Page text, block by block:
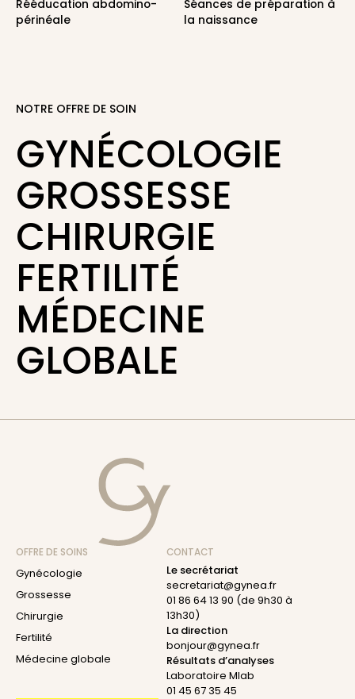
Rééducation abdomino-
périnéale
Séances de préparation à
la naissance
NOTRE OFFRE DE SOIN
GYNÉCOLOGIE
GROSSESSE
CHIRURGIE
FERTILITÉ
MÉDECINE
GLOBALE
OFFRE DE SOINS
Gynécologie
Grossesse
Chirurgie
Fertilité
Médecine globale
CONTACT
Le secrétariat
secretariat@gynea.fr
01 86 64 13 90 (de 9h30 à
13h30)
La direction
bonjour@gynea.fr
Résultats d’analyses
Laboratoire Mlab
01 45 67 35 45